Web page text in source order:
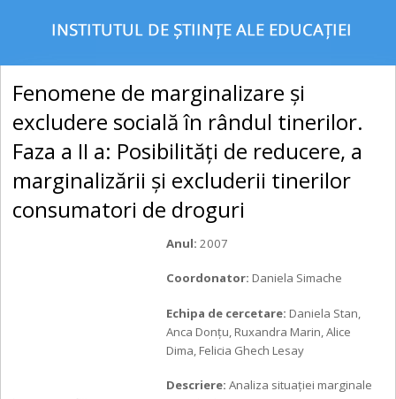
Fenomene de marginalizare şi
excludere socială în rândul tinerilor.
Faza a II a: Posibilităţi de reducere, a
marginalizării şi excluderii tinerilor
consumatori de droguri
Anul: 2007
Coordonator: Daniela Simache
Echipa de cercetare: Daniela Stan,
Anca Donţu, Ruxandra Marin, Alice
Dima, Felicia Ghech Lesay
Descriere: Analiza situaţiei marginale